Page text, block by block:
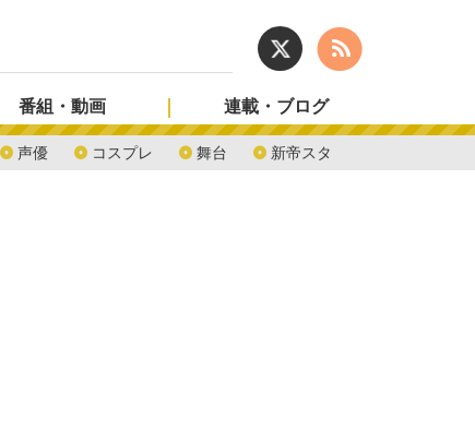
声優 コスプレ 舞台 新帝スタ
番組・動画 連載・ブログ